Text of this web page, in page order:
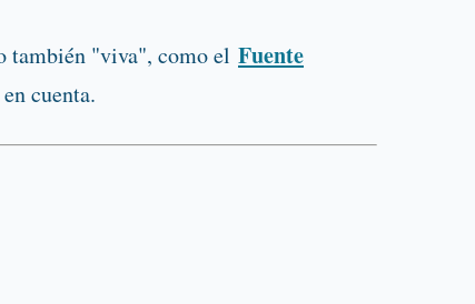
también "viva", como el Fuente
cuenta.